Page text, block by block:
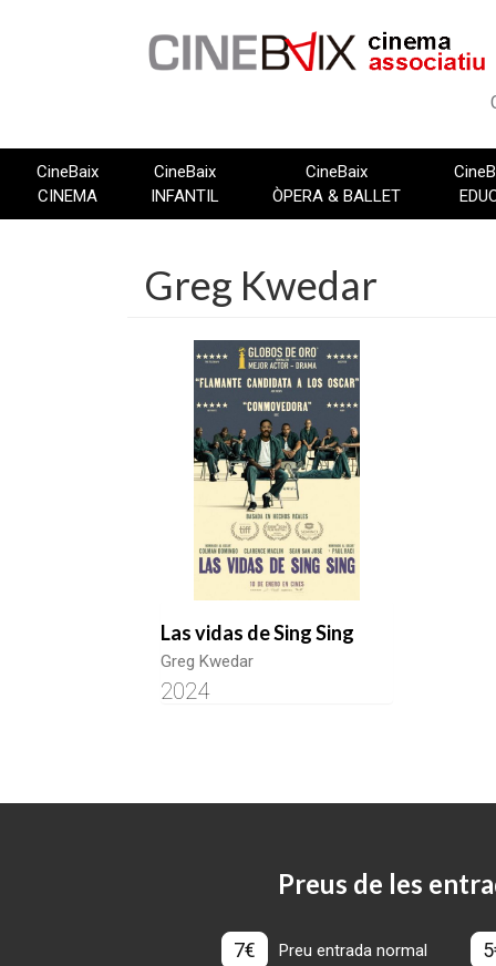
CineBaix
CINEMA
CineBaix
INFANTIL
CineBaix
ÒPERA & BALLET
Greg Kwedar
Las vidas de Sing Sing
Greg Kwedar
2024
Preus de les
7€ Preu entrada normal